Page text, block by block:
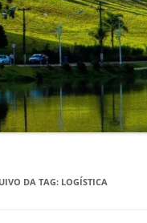
DA TAG: LOGÍSTICA